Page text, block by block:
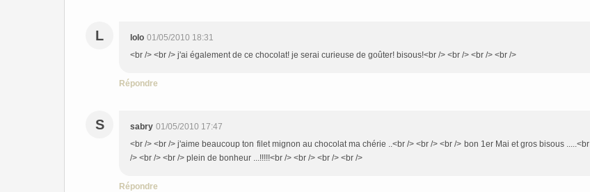
L lolo 01/05/2010 18:31
<br /> <br /> j'ai également de ce chocolat! je serai curieuse de goûter! bisous!<br /> <br /> <br /> <br />
Répondre
S sabry 01/05/2010 17:47
<br /> <br /> j'aime beaucoup ton filet mignon au chocolat ma chérie ..<br /> <br /> <br /> bon 1er Mai et gros bisous .....<br
/> <br /> <br /> plein de bonheur ...!!!!!<br /> <br /> <br /> <br />
Répondre